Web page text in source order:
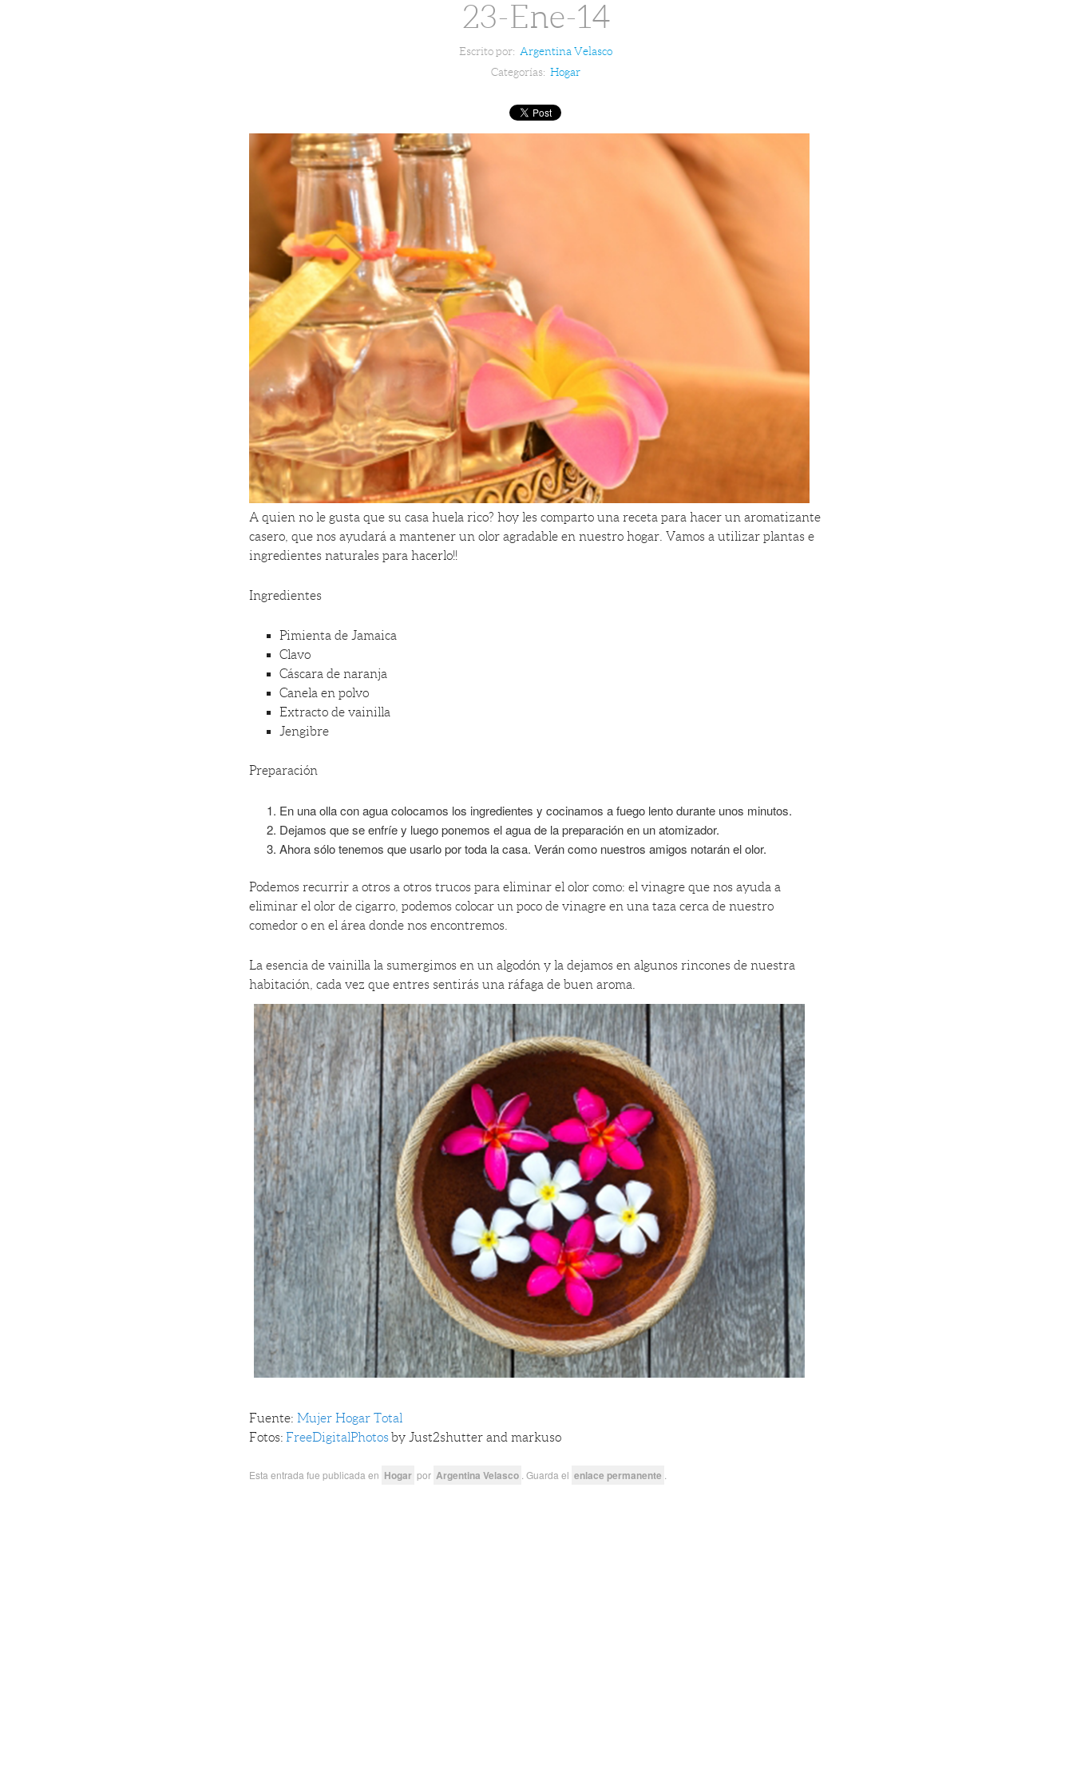
23-Ene-14
Escrito por: Argentina Velasco
Categorías: Hogar
A quien no le gusta que su casa huela rico? hoy les comparto una receta para hacer un aromatizante
casero, que nos ayudará a mantener un olor agradable en nuestro hogar. Vamos a utilizar plantas e
ingredientes naturales para hacerlo!!
Ingredientes
Pimienta de Jamaica
Clavo
Cáscara de naranja
Canela en polvo
Extracto de vainilla
Jengibre
Preparación
En una olla con agua colocamos los ingredientes y cocinamos a fuego lento durante unos minutos.
Dejamos que se enfríe y luego ponemos el agua de la preparación en un atomizador.
Ahora sólo tenemos que usarlo por toda la casa. Verán como nuestros amigos notarán el olor.
Podemos recurrir a otros a otros trucos para eliminar el olor como: el vinagre que nos ayuda a
eliminar el olor de cigarro, podemos colocar un poco de vinagre en una taza cerca de nuestro
comedor o en el área donde nos encontremos.
La esencia de vainilla la sumergimos en un algodón y la dejamos en algunos rincones de nuestra
habitación, cada vez que entres sentirás una ráfaga de buen aroma.
Fuente:Mujer Hogar Total
Fotos:FreeDigitalPhotosby Just2shutter and markuso
Esta entrada fue publicada en Hogar por Argentina Velasco . Guarda el enlace permanente